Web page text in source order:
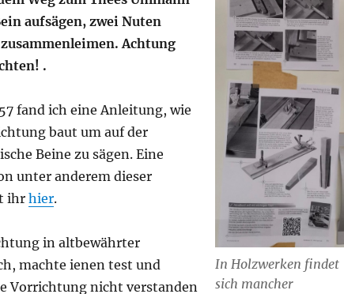
In Holzwerken findet
sich mancher
aufsägen, zwei Nuten
Achtung
.
57 fand ich eine Anleitung, wie
baut um auf der
Beine zu sägen. Eine
unter anderem dieser
ihrhier.
in altbewährter
machte ienen test und
Vorrichtung nicht verstanden